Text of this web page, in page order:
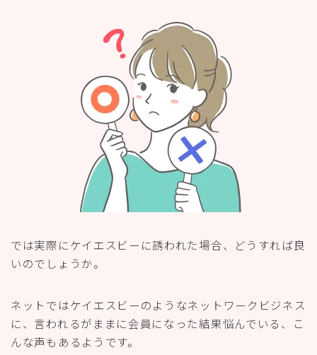
では実際にケイエスビーに誘われた場合、どうすれば良
いのでしょうか。
ネットではケイエスビーのようなネットワークビジネス
に、言われるがままに会員になった結果悩んでいる、こ
んな声もあるようです。